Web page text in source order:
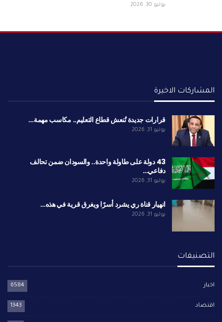
يوليو 30, 2026
المشاركات الاخيرة
قرارات جديدة تُنعش قطاع التعليم.. مكاسب مهمة…
يوليو 31, 2026
43 دولة على طاولة واحدة.. والسودان ضمن تحالف
دفاعي…
يوليو 31, 2026
انهيار قناة ري يشرد أسرًا ويغرق قرية في هذه…
يوليو 31, 2026
التصنيفات
اخبار 6584
اقتصاد 1343